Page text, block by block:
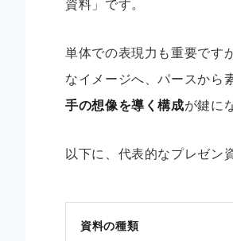
資料」です。
単体での表現力も重要です
なイメージへ、パースから
手の想像を導く構成が鍵に
以下に、代表的なプレゼン
資料の種類